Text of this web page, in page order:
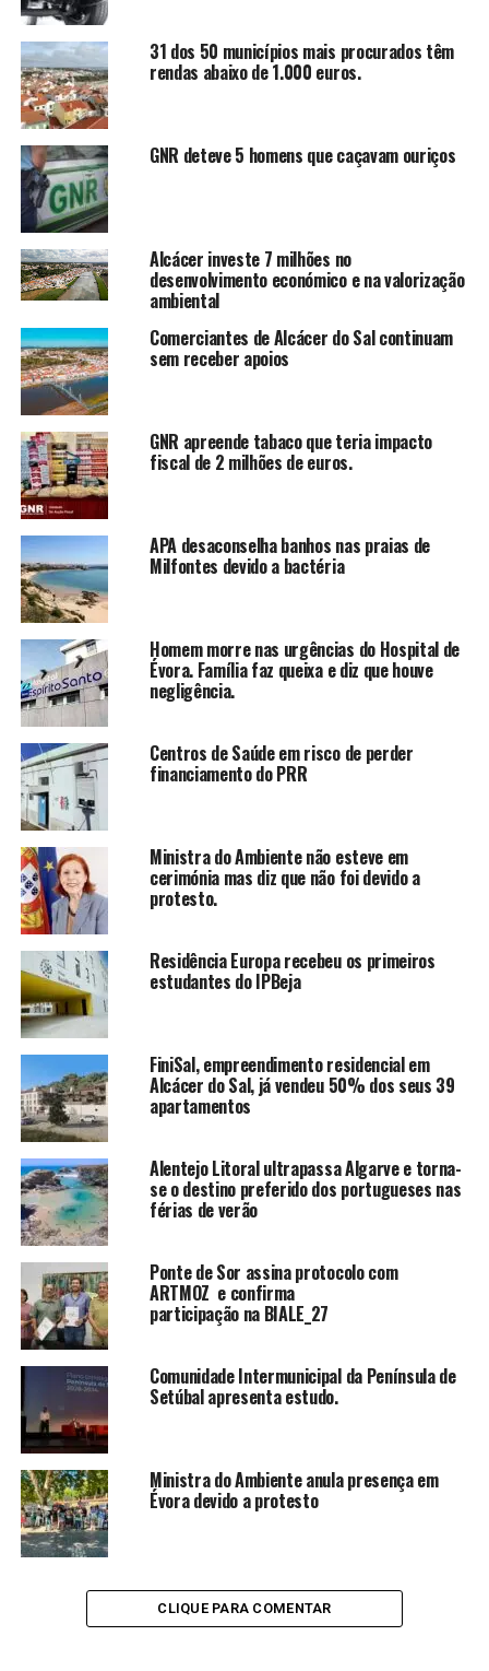
31 dos 50 municípios mais procurados têm
rendas abaixo de 1.000 euros.
GNR deteve 5 homens que caçavam ouriços
Alcácer investe 7 milhões no
desenvolvimento económico e na valorização
ambiental
Comerciantes de Alcácer do Sal continuam
sem receber apoios
GNR apreende tabaco que teria impacto
fiscal de 2 milhões de euros.
APA desaconselha banhos nas praias de
Milfontes devido a bactéria
Homem morre nas urgências do Hospital de
Évora. Família faz queixa e diz que houve
negligência.
Centros de Saúde em risco de perder
financiamento do PRR
Ministra do Ambiente não esteve em
cerimónia mas diz que não foi devido a
protesto.
Residência Europa recebeu os primeiros
estudantes do IPBeja
FiniSal, empreendimento residencial em
Alcácer do Sal, já vendeu 50% dos seus 39
apartamentos
Alentejo Litoral ultrapassa Algarve e torna-
se o destino preferido dos portugueses nas
férias de verão
Ponte de Sor assina protocolo com
ARTMOZ e confirma
participação na BIALE_27
Comunidade Intermunicipal da Península de
Setúbal apresenta estudo.
Ministra do Ambiente anula presença em
Évora devido a protesto
CLIQUE PARA COMENTAR